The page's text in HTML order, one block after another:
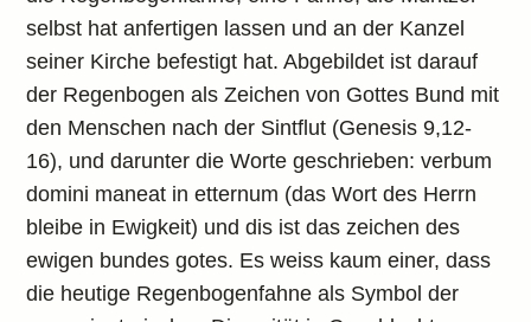
selbst hat anfertigen lassen und an der Kanzel
seiner Kirche befestigt hat. Abgebildet ist darauf
der Regenbogen als Zeichen von Gottes Bund mit
den Menschen nach der Sintflut (Genesis 9,12-
16), und darunter die Worte geschrieben: verbum
domini maneat in etternum (das Wort des Herrn
bleibe in Ewigkeit) und dis ist das zeichen des
ewigen bundes gotes. Es weiss kaum einer, dass
die heutige Regenbogenfahne als Symbol der